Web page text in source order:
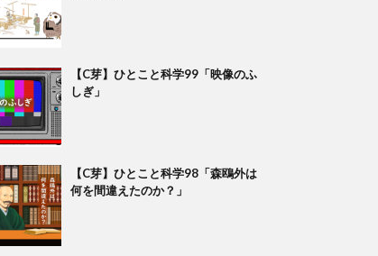
【C芽】ひとこと科学99「映像のふ
しぎ」
【C芽】ひとこと科学98「森鴎外は
何を間違えたのか？」